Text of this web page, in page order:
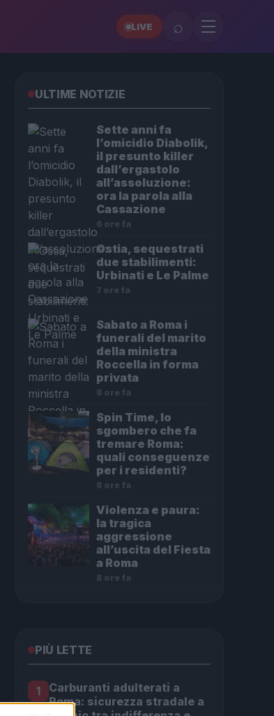
LIVE ⌕
ULTIME NOTIZIE
Sette anni fa
l’omicidio Diabolik,
il presunto killer
dall’ergastolo
all’assoluzione:
ora la parola alla
Cassazione
6 ore fa
Ostia, sequestrati
due stabilimenti:
Urbinati e Le Palme
7 ore fa
Sabato a Roma i
funerali del marito
della ministra
Roccella in forma
privata
8 ore fa
Spin Time, lo
sgombero che fa
tremare Roma:
quali conseguenze
per i residenti?
8 ore fa
Violenza e paura:
la tragica
aggressione
all’uscita del Fiesta
a Roma
8 ore fa
PIÙ LETTE
1
Carburanti adulterati a
Roma: sicurezza stradale a